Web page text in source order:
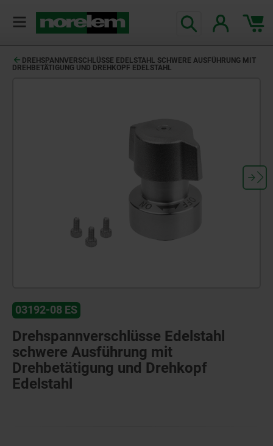
DREHSPANNVERSCHLÜSSE EDELSTAHL SCHWERE AUSFÜHRUNG MIT
DREHBETÄTIGUNG UND DREHKOPF EDELSTAHL
03192-08 ES
Drehspannverschlüsse Edelstahl
schwere Ausführung mit
Drehbetätigung und Drehkopf
Edelstahl